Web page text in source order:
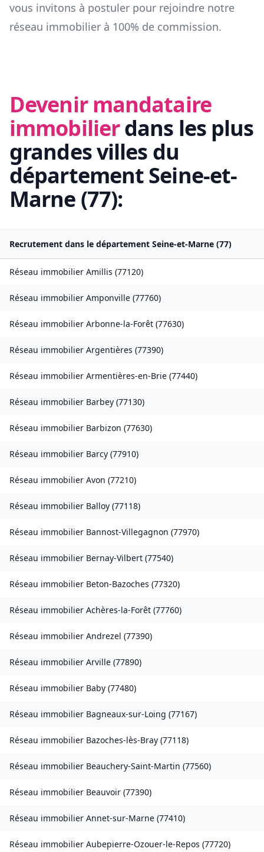
vous invitons à postuler pour rejoindre notre
réseau immobilier à 100% de commission.
Devenir mandataire
immobilierdans les plus
grandes villes du
départementSeine-et-
Marne (77):
Recrutement dans le département Seine-et-Marne (77)
Réseau immobilier Amillis (77120)
Réseau immobilier Amponville (77760)
Réseau immobilier Arbonne-la-Forêt (77630)
Réseau immobilier Argentières (77390)
Réseau immobilier Armentières-en-Brie (77440)
Réseau immobilier Barbey (77130)
Réseau immobilier Barbizon (77630)
Réseau immobilier Barcy (77910)
Réseau immobilier Avon (77210)
Réseau immobilier Balloy (77118)
Réseau immobilier Bannost-Villegagnon (77970)
Réseau immobilier Bernay-Vilbert (77540)
Réseau immobilier Beton-Bazoches (77320)
Réseau immobilier Achères-la-Forêt (77760)
Réseau immobilier Andrezel (77390)
Réseau immobilier Arville (77890)
Réseau immobilier Baby (77480)
Réseau immobilier Bagneaux-sur-Loing (77167)
Réseau immobilier Bazoches-lès-Bray (77118)
Réseau immobilier Beauchery-Saint-Martin (77560)
Réseau immobilier Beauvoir (77390)
Réseau immobilier Annet-sur-Marne (77410)
Réseau immobilier Aubepierre-Ozouer-le-Repos (77720)